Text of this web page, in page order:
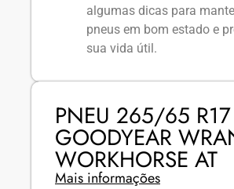
algumas dicas para
pneus em bom estado e
sua vida útil.
PNEU 265/65
GOODYEAR
WORKHORSE AT
Mais informações